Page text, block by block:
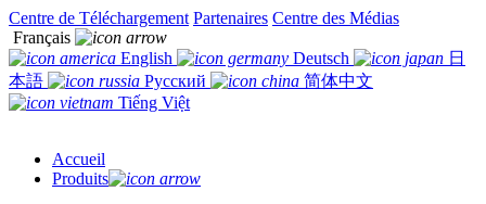
Centre de Téléchargement Partenaires Centre des Médias
Français
English
Deutsch
日
本語
Русский
简体中文
Tiếng Việt
Accueil
Produits